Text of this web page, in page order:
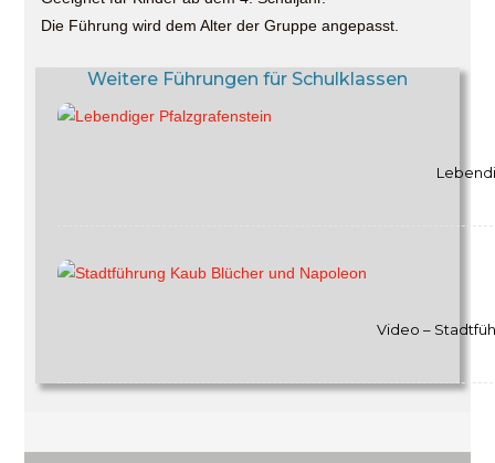
Die Führung wird dem Alter der Gruppe angepasst.
Weitere Führungen für Schulklassen
Video –